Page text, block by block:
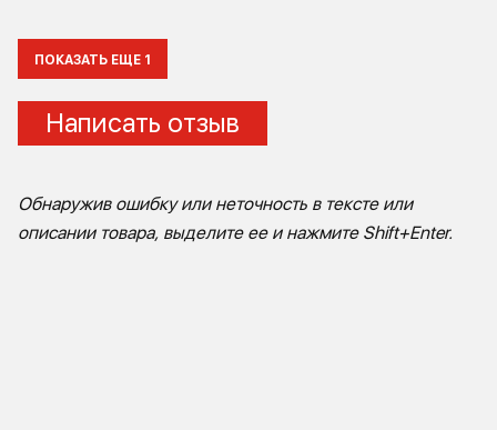
ПОКАЗАТЬ ЕЩЕ 1
Написать отзыв
Обнаружив ошибку или неточность в тексте или
описании товара, выделите ее и нажмите Shift+Enter.